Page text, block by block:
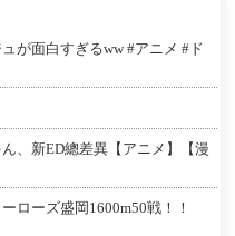
が面白すぎるww #アニメ #ド
、新ED總差異【アニメ】【漫
ローズ盛岡1600m50戦！！